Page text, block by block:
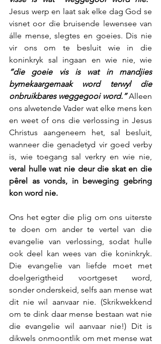
Jesus werp en laat sak elke dag God se
visnet oor die bruisende lewensee van
álle mense, slegtes en goeies. Dis nie
vir ons om te besluit wie in die
“die goeie vis is wat in mandjies
bymekaargemaak word terwyl die
onbruikbares weggegooi word.” Alleen
ons alwetende Vader wat elke mens ken
en weet of ons die verlossing in Jesus
Christus aangeneem het, sal besluit,
wanneer die genadetyd vir goed verby
veral hulle wat nie deur die skat en die
pêrel as vonds, in beweging gebring
kon word nie.
Ons het egter die plig om ons uiterste
te doen om ander te vertel van die
evangelie van verlossing, sodat hulle
ook deel kan wees van die koninkryk.
Die evangelie van liefde moet met
doelgerigtheid voortgeset word,
sonder onderskeid, selfs aan mense wat
dit nie wil aanvaar nie. (Skrikwekkend
om te dink daar mense bestaan wat nie
die evangelie wil aanvaar nie!) Dit is
dikwels onmoontlik om met mense wat